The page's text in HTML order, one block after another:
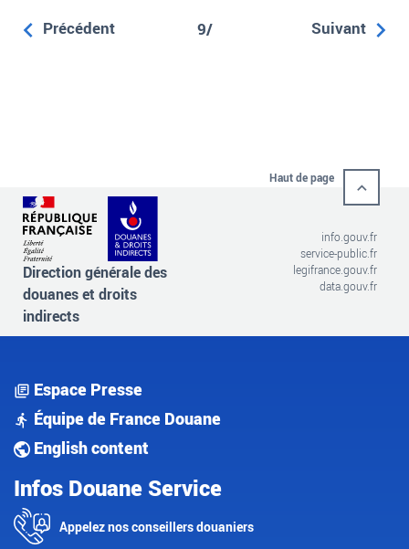
Précédent 9/ Suivant
Haut de page
Direction générale des
douanes et droits
indirects
info.gouv.fr
service-public.fr
legifrance.gouv.fr
data.gouv.fr
Espace Presse
Équipe de France Douane
English content
Infos Douane Service
Appelez nos conseillers douaniers